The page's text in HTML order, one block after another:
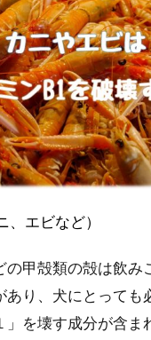
、エビなど）
の甲殻類の殻は飲み
あり、犬にとっても
」を壊す成分が含ま